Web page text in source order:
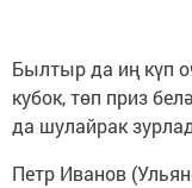
Былтыр да иң күп
кубок, төп приз
да шулайрак
Петр Иванов